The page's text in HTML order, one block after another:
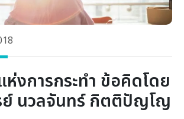
งการกระทำ ข้อคิดโดย
ย์ นวลจันทร์ กิตติปัญโญ